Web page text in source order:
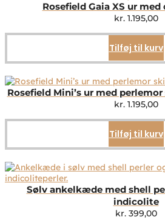
Rosefield Gaia XS ur
kr.1.195,00
Tilføj til kurv
Rosefield Mini’s ur med
kr.1.195,00
Tilføj til kurv
Sølv ankelkæde med shell
indicolite
kr.399,00